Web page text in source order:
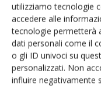
utilizziamo tecnologie
accedere alle
tecnologie permetterà
dati personali come il
o gli ID univoci su
personalizzati. Non
influire negativamente